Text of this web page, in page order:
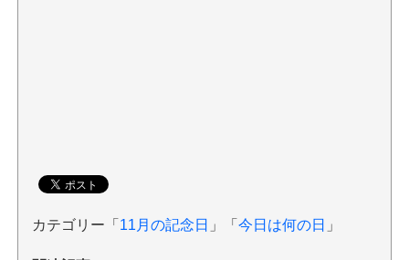
カテゴリー「 11月の記念日 」「 今日は何の日 」